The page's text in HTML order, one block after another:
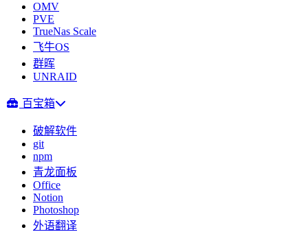
OMV
PVE
TrueNas Scale
飞牛OS
群晖
UNRAID
百宝箱
破解软件
git
npm
青龙面板
Office
Notion
Photoshop
外语翻译